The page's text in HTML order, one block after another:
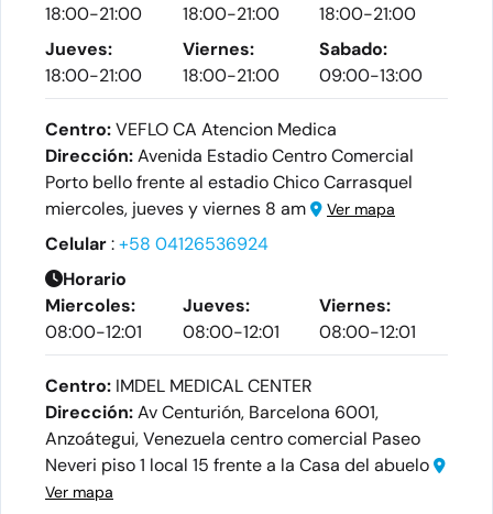
18:00-21:00
18:00-21:00
18:00-21:00
Jueves:
18:00-21:00
Viernes:
18:00-21:00
Sabado:
09:00-13:00
Centro:VEFLO CA Atencion Medica
Dirección:Avenida Estadio Centro Comercial
Porto bello frente al estadio Chico Carrasquel
miercoles, jueves y viernes 8 am
Ver mapa
Celular:+58 04126536924
Horario
Miercoles:
08:00-12:01
Jueves:
08:00-12:01
Viernes:
08:00-12:01
Centro: IMDEL MEDICAL CENTER
Dirección:Av Centurión, Barcelona 6001,
Anzoátegui, Venezuela centro comercial Paseo
Neveri piso 1 local 15 frente a la Casa del abuelo
Ver mapa